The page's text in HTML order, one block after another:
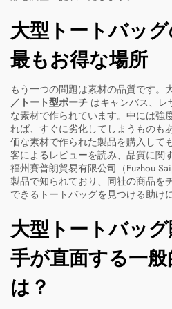
大型トートバッ
最もお得な場所
もう一つの問題は素材の品質です。
／トート型ポーチ はキャンバス、レ
な素材で作られています。中には強
れば、すぐに劣化してしまうものも
価な素材で作られた製品を購入して
客によるレビューを読み、品質に関
福州賽普朗貿易有限公司（Fuzhou
製品で知られており、同社の商品を
できるトートバッグを見つける助け
大型トートバッ
手が直面する一
は？